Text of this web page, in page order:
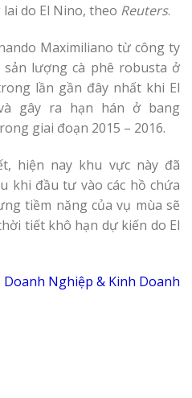
do El Nino, theo Reuters.
Maximiliano từ công ty
sản lượng cà phê robusta ở
lần gần đây nhất khi El
gây ra hạn hán ở bang
giai đoạn 2015 – 2016.
hiện nay khu vực này đã
khi đầu tư vào các hồ chứa
tiềm năng của vụ mùa sẽ
tiết khô hạn dự kiến ​​do El
Doanh Nghiệp & Kinh Doanh